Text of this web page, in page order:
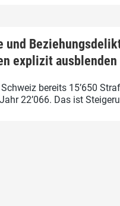
und
explizit ausblenden
bereits 15’650
22’066. Das ist